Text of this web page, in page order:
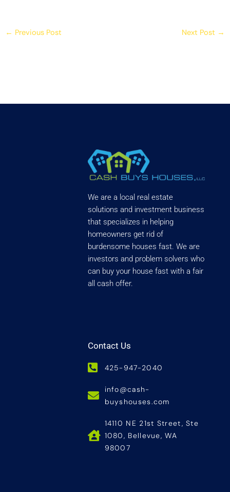
← Previous Post Next Post →
We are a local real estate
solutions and investment business
that specializes in helping
homeowners get rid of
burdensome houses fast. We are
investors and problem solvers who
can buy your house fast with a fair
all cash offer.
Contact Us
425-947-2040
info@cash-
buyshouses.com
14110 NE 21st Street, Ste
1080, Bellevue, WA
98007